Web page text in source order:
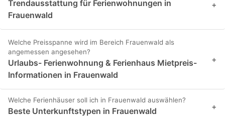
Trendausstattung für Ferienwohnungen in
Frauenwald
+
Welche Preisspanne wird im Bereich Frauenwald als
angemessen angesehen?
Urlaubs- Ferienwohnung & Ferienhaus Mietpreis-
Informationen in Frauenwald
+
Welche Ferienhäuser soll ich in Frauenwald auswählen?
Beste Unterkunftstypen in Frauenwald +